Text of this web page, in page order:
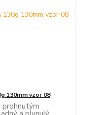
130mm vzor 08
prohnutým